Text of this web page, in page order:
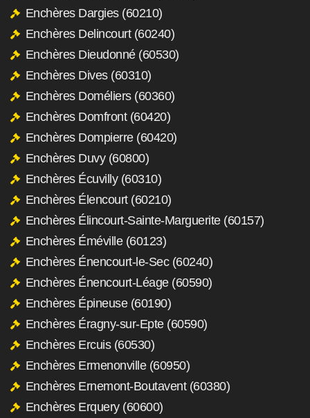
Enchères Dargies (60210)
Enchères Delincourt (60240)
Enchères Dieudonné (60530)
Enchères Dives (60310)
Enchères Doméliers (60360)
Enchères Domfront (60420)
Enchères Dompierre (60420)
Enchères Duvy (60800)
Enchères Écuvilly (60310)
Enchères Élencourt (60210)
Enchères Élincourt-Sainte-Marguerite (60157)
Enchères Éméville (60123)
Enchères Énencourt-le-Sec (60240)
Enchères Énencourt-Léage (60590)
Enchères Épineuse (60190)
Enchères Éragny-sur-Epte (60590)
Enchères Ercuis (60530)
Enchères Ermenonville (60950)
Enchères Ernemont-Boutavent (60380)
Enchères Erquery (60600)